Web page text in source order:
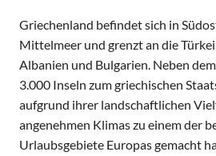
Griechenland befindet sich in
Mittelmeer und grenzt an die
Albanien und Bulgarien. Neben
3.000 Inseln zum griechischen
aufgrund ihrer landschaftlichen
angenehmen Klimas zu einem der
Urlaubsgebiete Europas gemacht